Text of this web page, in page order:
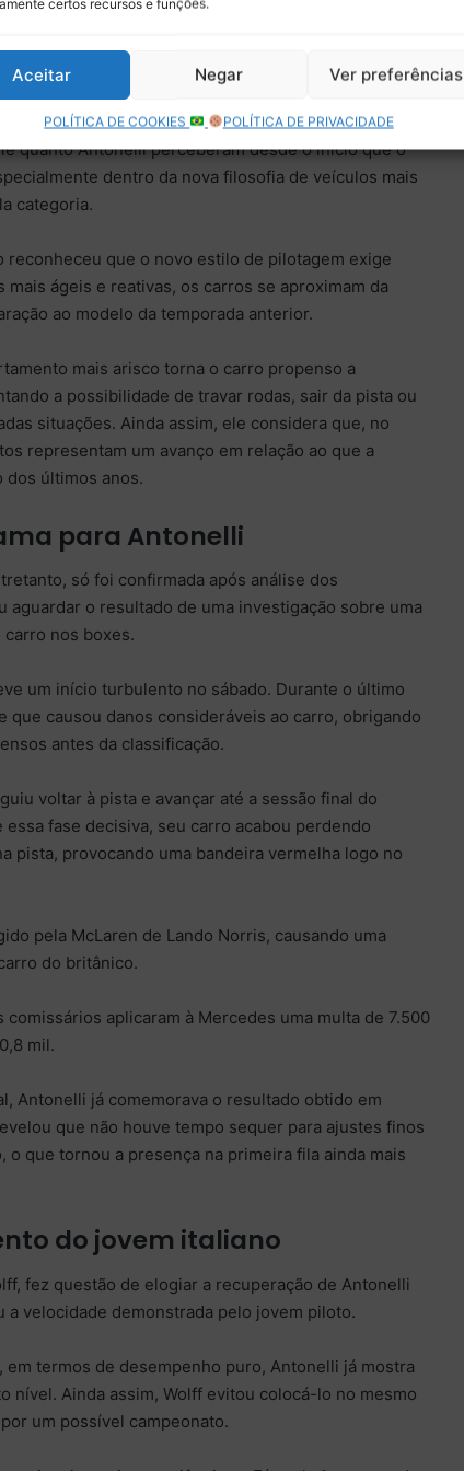
certos recursos e funções.
Aceitar Negar Ver preferências
POLÍTICA DE COOKIES POLÍTICA DE PRIVACIDADE
encontrado uma combinação competitiva entre
do conjunto mecânico e afirmou que o carro tem se
da imprensa vinha apontando nas últimas
quanto Antonelli perceberam desde o início que o
dentro da nova filosofia de veículos mais
categoria.
reconheceu que o novo estilo de pilotagem exige
mais ágeis e reativas, os carros se aproximam da
ao modelo da temporada anterior.
mais arisco torna o carro propenso a
a possibilidade de travar rodas, sair da pista ou
situações. Ainda assim, ele considera que, no
representam um avanço em relação ao que a
dos últimos anos.
para Antonelli
só foi confirmada após análise dos
aguardar o resultado de uma investigação sobre uma
nos boxes.
um início turbulento no sábado. Durante o último
causou danos consideráveis ao carro, obrigando
antes da classificação.
voltar à pista e avançar até a sessão final do
fase decisiva, seu carro acabou perdendo
pista, provocando uma bandeira vermelha logo no
pela McLaren de Lando Norris, causando uma
do britânico.
aplicaram à Mercedes uma multa de 7.500
mil.
Antonelli já comemorava o resultado obtido em
que não houve tempo sequer para ajustes finos
o que tornou a presença na primeira fila ainda mais
do jovem italiano
fez questão de elogiar a recuperação de Antonelli
a velocidade demonstrada pelo jovem piloto.
termos de desempenho puro, Antonelli já mostra
nível. Ainda assim, Wolff evitou colocá-lo no mesmo
um possível campeonato.